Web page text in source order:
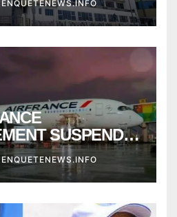
ENQUETENEWS.INFO
SUSPENDU
ET PARIS ?
ENQUETENEWS.INFO